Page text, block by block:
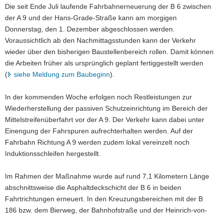
a
v
i
g
a
t
n
Die seit Ende Juli laufende Fahrbahnerneuerung der B 6 zwischen
der A 9 und der Hans-Grade-Straße kann am morgigen
Donnerstag, den 1. Dezember abgeschlossen werden.
Voraussichtlich ab den Nachmittagsstunden kann der Verkehr
wieder über den bisherigen Baustellenbereich rollen. Damit können
die Arbeiten früher als ursprünglich geplant fertiggestellt werden
(
siehe Meldung zum Baubeginn).
In der kommenden Woche erfolgen noch Restleistungen zur
Wiederherstellung der passiven Schutzeinrichtung im Bereich der
Mittelstreifenüberfahrt vor der A 9. Der Verkehr kann dabei unter
Einengung der Fahrspuren aufrechterhalten werden. Auf der
Fahrbahn Richtung A 9 werden zudem lokal vereinzelt noch
Induktionsschleifen hergestellt.
Im Rahmen der Maßnahme wurde auf rund 7,1 Kilometern Länge
abschnittsweise die Asphaltdeckschicht der B 6 in beiden
Fahrtrichtungen erneuert. In den Kreuzungsbereichen mit der B
186 bzw. dem Bierweg, der Bahnhofstraße und der Heinrich-von-